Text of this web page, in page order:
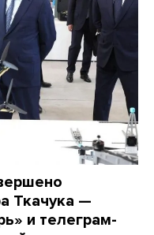
Ткачука —
и телеграм-